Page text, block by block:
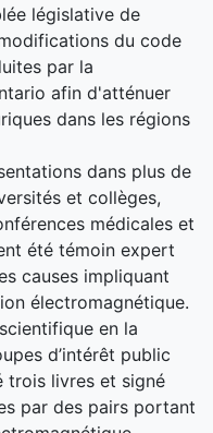
législative de
du code
par la
afin d'atténuer
dans les régions
dans plus de
et collèges,
médicales et
été témoin expert
causes impliquant
électromagnétique.
en la
d’intérêt public
trois livres et signé
par des pairs portant